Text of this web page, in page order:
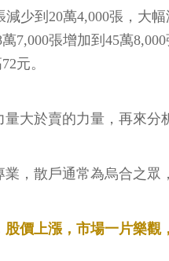
少到20萬4,000張，大幅
7,000張增加到45萬8,000
元。
大於賣的力量，再來
，散戶通常為烏合之眾
股價上漲，市場一片樂觀